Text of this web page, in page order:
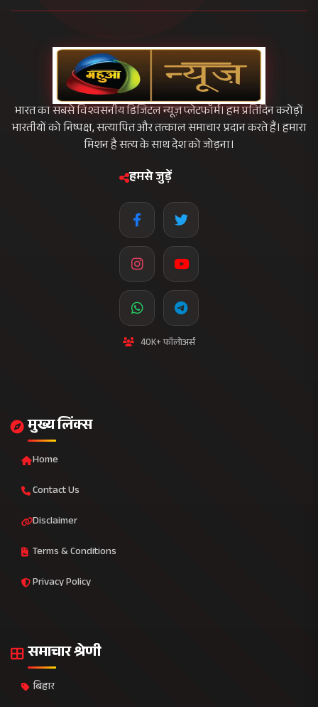
भारत का सबसे विश्वसनीय डिजिटल न्यूज़ प्लेटफॉर्म। हम प्रतिदिन करोड़ों
भारतीयों को निष्पक्ष, सत्यापित और तत्काल समाचार प्रदान करते हैं। हमारा
मिशन है सत्य के साथ देश को जोड़ना।
हमसे जुड़ें
40K+ फॉलोअर्स
मुख्य लिंक्स
Home
Contact Us
Disclaimer
Terms & Conditions
Privacy Policy
समाचार श्रेणी
बिहार